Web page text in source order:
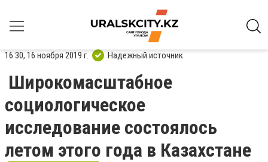
16:30, 16 ноября 2019 г. Надежный источник
Широкомасштабное
социологическое
исследование состоялось
летом этого года в Казахстане